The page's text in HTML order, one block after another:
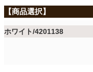
マット
ホワイト/4201138